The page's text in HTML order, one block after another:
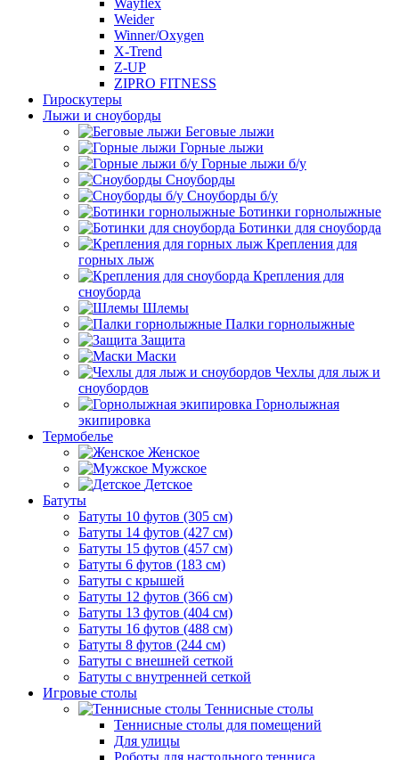
Wayflex
Weider
Winner/Oxygen
X-Trend
Z-UP
ZIPRO FITNESS
Гироскутеры
Лыжи и сноуборды
Беговые лыжи
Горные лыжи
Горные лыжи б/у
Сноуборды
Сноуборды б/у
Ботинки горнолыжные
Ботинки для сноуборда
Крепления для
горных лыж
Крепления для
сноуборда
Шлемы
Палки горнолыжные
Защита
Маски
Чехлы для лыж и
сноубордов
Горнолыжная
экипировка
Термобелье
Женское
Мужское
Детское
Батуты
Батуты 10 футов (305 см)
Батуты 14 футов (427 см)
Батуты 15 футов (457 см)
Батуты 6 футов (183 см)
Батуты с крышей
Батуты 12 футов (366 см)
Батуты 13 футов (404 см)
Батуты 16 футов (488 см)
Батуты 8 футов (244 см)
Батуты с внешней сеткой
Батуты с внутренней сеткой
Игровые столы
Теннисные столы
Теннисные столы для помещений
Для улицы
Роботы для настольного тенниса